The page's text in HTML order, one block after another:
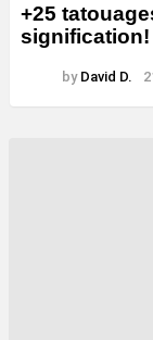
+25
signification!
by David D.